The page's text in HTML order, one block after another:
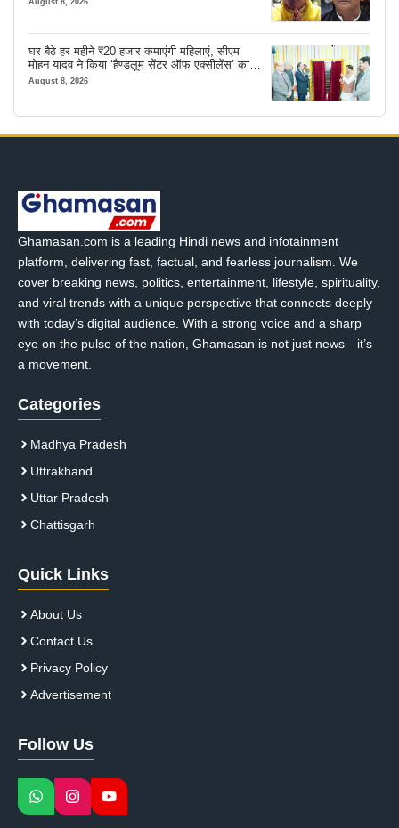
August 8, 2026
घर बैठे हर महीने ₹20 हजार कमाएंगी महिलाएं, सीएम
मोहन यादव ने किया ‘हैण्डलूम सेंटर ऑफ एक्सीलेंस’ का
शुभारंभ
August 8, 2026
Ghamasan.com is a leading Hindi news and infotainment
platform, delivering fast, factual, and fearless journalism. We
cover breaking news, politics, entertainment, lifestyle, spirituality,
and viral trends with a unique perspective that connects deeply
with today’s digital audience. With a strong voice and a sharp
eye on the pulse of the nation, Ghamasan is not just news—it’s
a movement.
Categories
Madhya Pradesh
Uttrakhand
Uttar Pradesh
Chattisgarh
Quick Links
About Us
Contact Us
Privacy Policy
Advertisement
Follow Us